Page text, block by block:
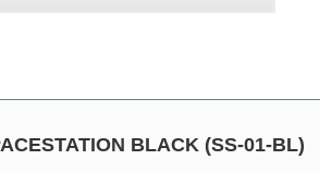
BLACK (SS-01-BL)